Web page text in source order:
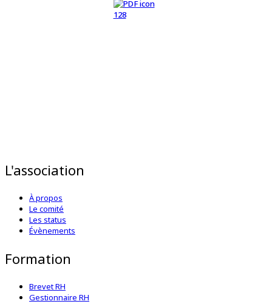
L'association
À propos
Le comité
Les status
Évènements
Formation
Brevet RH
Gestionnaire RH